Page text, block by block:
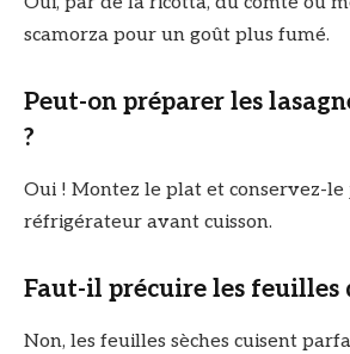
scamorza pour un goût plus fumé.
Peut-on préparer les
?
Oui ! Montez le plat et conservez-le
réfrigérateur avant cuisson.
Faut-il précuire les feuilles
Non, les feuilles sèches cuisent